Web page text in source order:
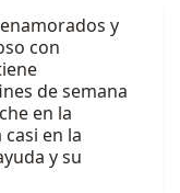
y
con
de semana
en la
en la
y su